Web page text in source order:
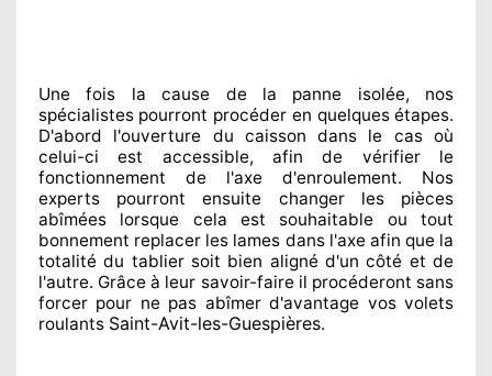
Une fois la cause de la panne isolée, nos
spécialistes pourront procéder en quelques étapes.
D'abord l'ouverture du caisson dans le cas où
celui-ci est accessible, afin de vérifier le
fonctionnement de l'axe d'enroulement. Nos
experts pourront ensuite changerles pièces
abîmées lorsque cela est souhaitable ou tout
bonnement replacer les lames dans l'axe afin que la
totalité du tablier soit bien aligné d'un côté et de
l'autre. Grâce à leur savoir-faireil procéderont sans
forcer pour ne pas abîmerd'avantage vos volets
roulants Saint-Avit-les-Guespières.